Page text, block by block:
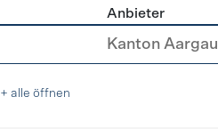
Anbieter
Kanton Aargau
+ alle öffnen